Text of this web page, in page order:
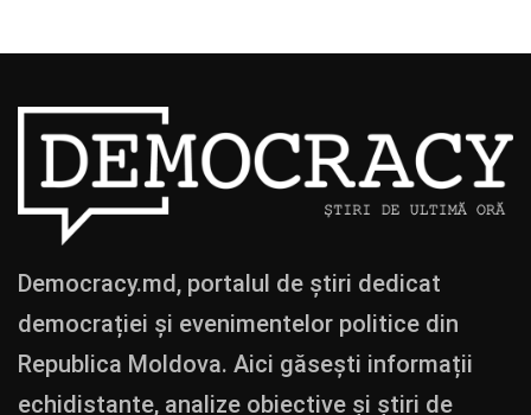
Democracy.md, portalul de știri dedicat
democrației și evenimentelor politice din
Republica Moldova. Aici găsești informații
echidistante, analize obiective și știri de